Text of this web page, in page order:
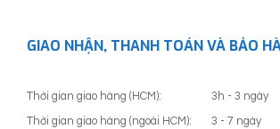
GIAO NHẬN, THANH TOÁN VÀ BẢO
Thời gian giao hàng (HCM):
3h - 3 ngày
Thời gian giao hàng (ngoài HCM):
3 - 7 ngày